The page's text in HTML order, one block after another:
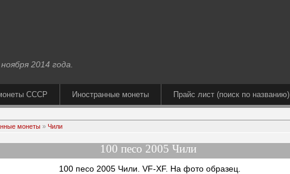
2014 года.
СССР Иностранные монеты Прайс лист (поиск по названию)
монеты» Чили
100 песо 2005 Чили
100 песо 2005 Чили. VF-XF. На фото образец.